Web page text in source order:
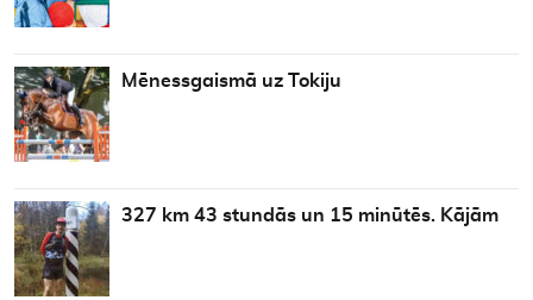
Mēnessgaismā uz Tokiju
327 km 43 stundās un 15 minūtēs. Kājām